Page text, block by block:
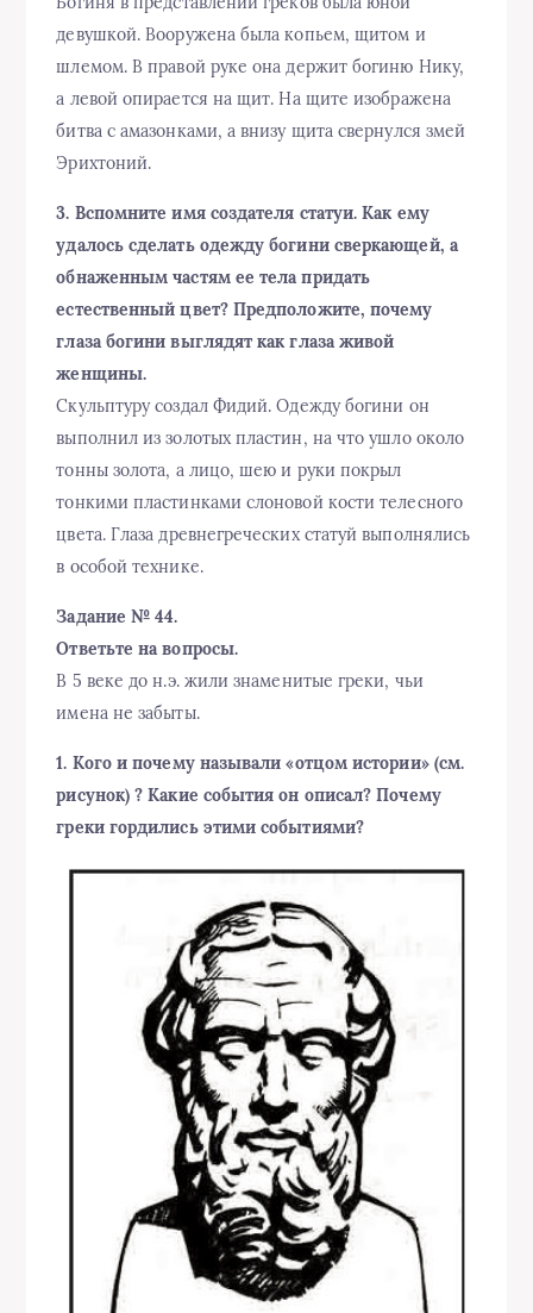
девушкой. Вооружена была копьем, щитом и
шлемом. В правой руке она держит богиню Нику,
а левой опирается на щит. На щите изображена
битва с амазонками, а внизу щита свернулся змей
Эрихтоний.
3. Вспомните имя создателя статуи. Как ему
удалось сделать одежду богини сверкающей, а
обнаженным частям ее тела придать
естественный цвет? Предположите, почему
глаза богини выглядят как глаза живой
женщины.
Скульптуру создал Фидий. Одежду богини он
выполнил из золотых пластин, на что ушло около
тонны золота, а лицо, шею и руки покрыл
тонкими пластинками слоновой кости телесного
цвета. Глаза древнегреческих статуй выполнялись
в особой технике.
Задание № 44.
Ответьте на вопросы.
В 5 веке до н.э. жили знаменитые греки, чьи
имена не забыты.
1. Кого и почему называли «отцом истории» (см.
рисунок) ? Какие события он описал? Почему
греки гордились этими событиями?